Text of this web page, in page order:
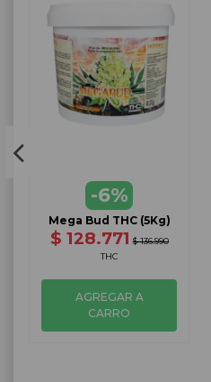
-6%
Mega Bud THC (5Kg)
$ 128.771 $ 136.990
THC
AGREGAR A
CARRO